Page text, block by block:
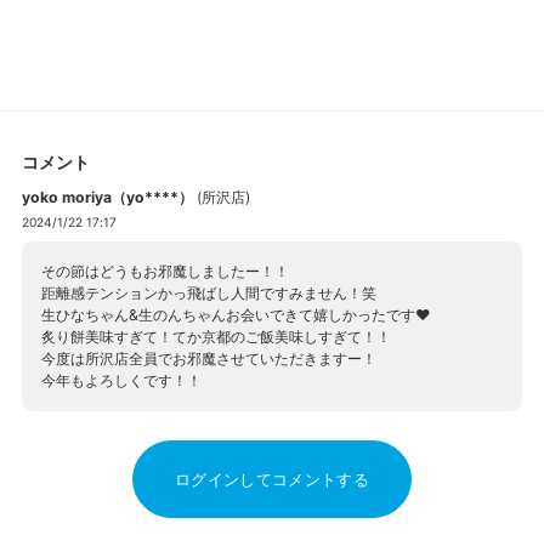
コメント
yoko moriya（yo****） (所沢店)
2024/1/22 17:17
その節はどうもお邪魔しましたー！！
距離感テンションかっ飛ばし人間ですみません！笑
生ひなちゃん&生のんちゃんお会いできて嬉しかったです❤︎
炙り餅美味すぎて！てか京都のご飯美味しすぎて！！
今度は所沢店全員でお邪魔させていただきますー！
今年もよろしくです！！
ログインしてコメントする